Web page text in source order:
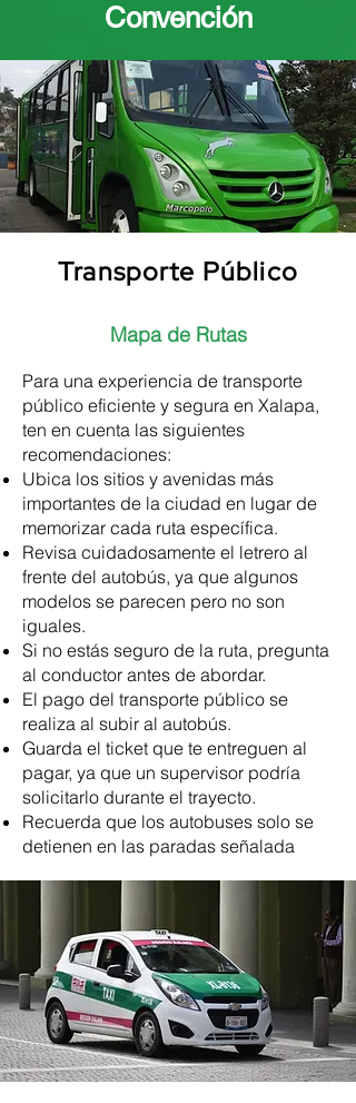
Convención
Transporte Público
Mapa de Rutas
Para una experiencia de transporte
público eficiente y segura en Xalapa,
ten en cuenta las siguientes
recomendaciones:
Ubica los sitios y avenidas más
importantes de la ciudad en lugar de
memorizar cada ruta específica.
Revisa cuidadosamente el letrero al
frente del autobús, ya que algunos
modelos se parecen pero no son
iguales.
Si no estás seguro de la ruta, pregunta
al conductor antes de abordar.
El pago del transporte público se
realiza al subir al autobús.
Guarda el ticket que te entreguen al
pagar, ya que un supervisor podría
solicitarlo durante el trayecto.
Recuerda que los autobuses solo se
detienen en las paradas señalada